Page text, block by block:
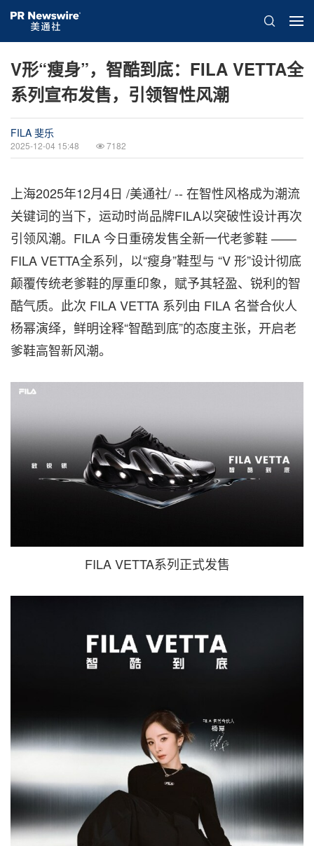
V形“瘦身”，智酷到底：FILA VETTA全
系列宣布发售，引领智性风潮
FILA 斐乐
2025-12-04 15:48 7182
上海2025年12月4日 /美通社/ -- 在智性风格成为潮流
关键词的当下，运动时尚品牌FILA以突破性设计再次
引领风潮。FILA 今日重磅发售全新一代老爹鞋 ——
FILA VETTA全系列，以“瘦身”鞋型与 “V 形”设计彻底
颠覆传统老爹鞋的厚重印象，赋予其轻盈、锐利的智
酷气质。此次 FILA VETTA 系列由 FILA 名誉合伙人
杨幂演绎，鲜明诠释“智酷到底”的态度主张，开启老
爹鞋高智新风潮。
FILA VETTA系列正式发售